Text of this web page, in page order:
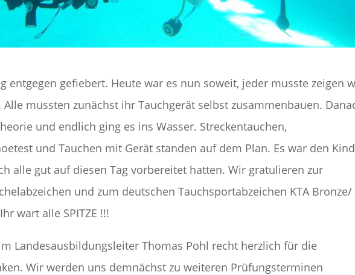
entgegen gefiebert. Heute war es nun soweit, jeder musste zeigen
mussten zunächst ihr Tauchgerät selbst zusammenbauen.
und endlich ging es ins Wasser. Streckentauchen,
und Tauchen mit Gerät standen auf dem Plan. Es war den
alle gut auf diesen Tag vorbereitet hatten. Wir gratulieren zur
und zum deutschen Tauchsportabzeichen KTA Bronze/
wart alle SPITZE !!!
Landesausbildungsleiter Thomas Pohl recht herzlich für die
Wir werden uns demnächst zu weiteren Prüfungsterminen